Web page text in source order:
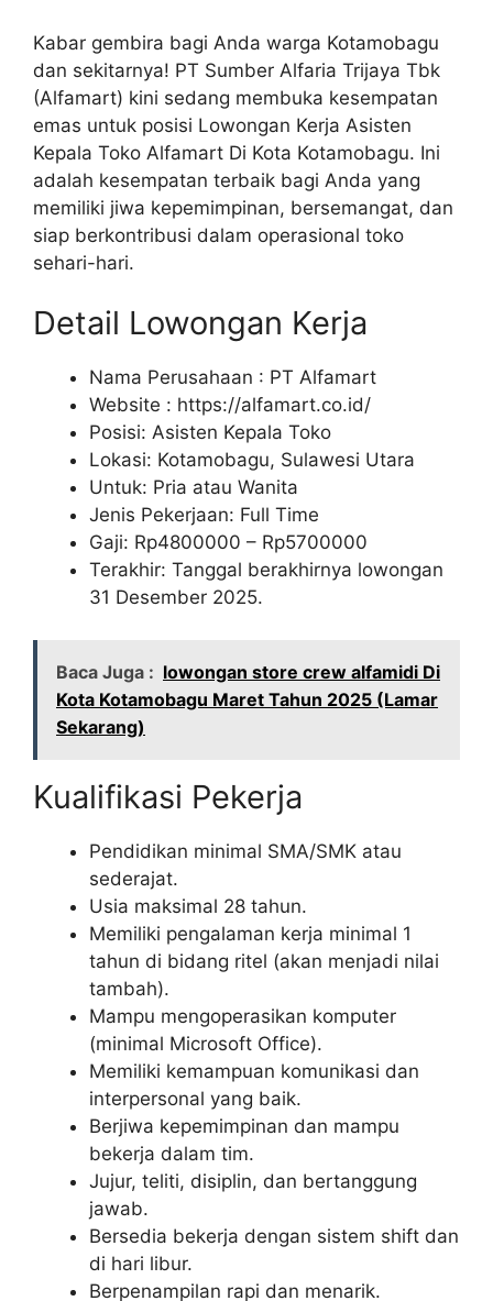
Kabar gembira bagi Anda warga Kotamobagu
dan sekitarnya! PT Sumber Alfaria Trijaya Tbk
(Alfamart) kini sedang membuka kesempatan
emas untuk posisi Lowongan Kerja Asisten
Kepala Toko Alfamart Di Kota Kotamobagu. Ini
adalah kesempatan terbaik bagi Anda yang
memiliki jiwa kepemimpinan, bersemangat, dan
siap berkontribusi dalam operasional toko
sehari-hari.
Detail Lowongan Kerja
Nama Perusahaan : PT Alfamart
Website : https://alfamart.co.id/
Posisi: Asisten Kepala Toko
Lokasi: Kotamobagu, Sulawesi Utara
Untuk: Pria atau Wanita
Jenis Pekerjaan: Full Time
Gaji: Rp4800000 – Rp5700000
Terakhir: Tanggal berakhirnya lowongan
31 Desember 2025.
Baca Juga : lowongan store crew alfamidi Di
Kota Kotamobagu Maret Tahun 2025 (Lamar
Sekarang)
Kualifikasi Pekerja
Pendidikan minimal SMA/SMK atau
sederajat.
Usia maksimal 28 tahun.
Memiliki pengalaman kerja minimal 1
tahun di bidang ritel (akan menjadi nilai
tambah).
Mampu mengoperasikan komputer
(minimal Microsoft Office).
Memiliki kemampuan komunikasi dan
interpersonal yang baik.
Berjiwa kepemimpinan dan mampu
bekerja dalam tim.
Jujur, teliti, disiplin, dan bertanggung
jawab.
Bersedia bekerja dengan sistem shift dan
di hari libur.
Berpenampilan rapi dan menarik.